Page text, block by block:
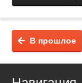
В прошлое